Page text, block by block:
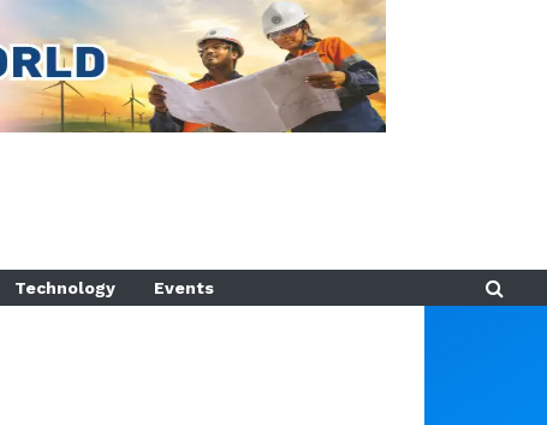
Technology Events